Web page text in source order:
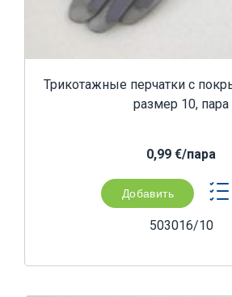
Трикотажные перчатки с
размер 10, пара
0,99 €/пара
Добавить
503016/10